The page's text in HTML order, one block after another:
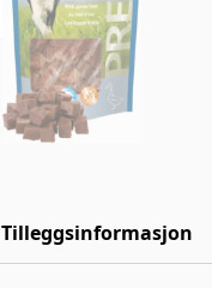
Tilleggsinformasjon